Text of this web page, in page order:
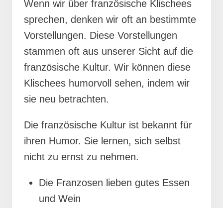
Wenn wir über französische Klischees
sprechen, denken wir oft an bestimmte
Vorstellungen. Diese Vorstellungen
stammen oft aus unserer Sicht auf die
französische Kultur. Wir können diese
Klischees humorvoll sehen, indem wir
sie neu betrachten.
Die französische Kultur ist bekannt für
ihren Humor. Sie lernen, sich selbst
nicht zu ernst zu nehmen.
Die Franzosen lieben gutes Essen
und Wein